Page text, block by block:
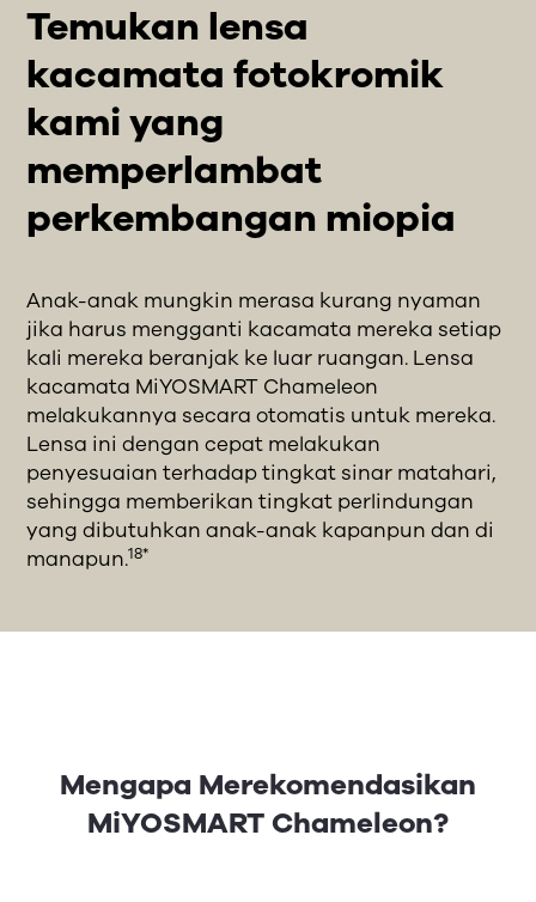
Temukan lensa
kacamata fotokromik
kami yang
memperlambat
perkembangan miopia
Anak-anak mungkin merasa kurang nyaman
jika harus mengganti kacamata mereka setiap
kali mereka beranjak ke luar ruangan. Lensa
kacamata MiYOSMART Chameleon
melakukannya secara otomatis untuk mereka.
Lensa ini dengan cepat melakukan
penyesuaian terhadap tingkat sinar matahari,
sehingga memberikan tingkat perlindungan
yang dibutuhkan anak-anak kapanpun dan di
manapun.18*
Mengapa Merekomendasikan
MiYOSMART Chameleon?